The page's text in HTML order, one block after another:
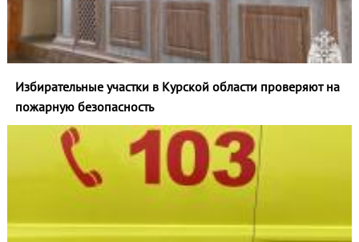
Избирательные участки в Курской области проверяют на
пожарную безопасность